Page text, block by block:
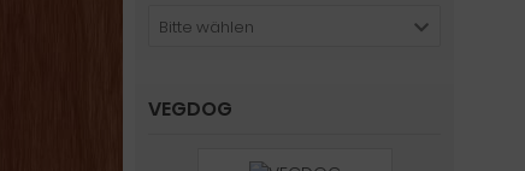
Bitte wählen
VEGDOG